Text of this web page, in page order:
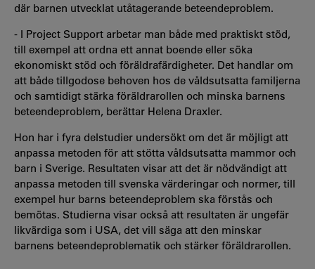
där barnen utvecklat utåtagerande beteendeproblem.
- I Project Support arbetar man både med praktiskt stöd,
till exempel att ordna ett annat boende eller söka
ekonomiskt stöd och föräldrafärdigheter. Det handlar om
att både tillgodose behoven hos de våldsutsatta familjerna
och samtidigt stärka föräldrarollen och minska barnens
beteendeproblem, berättar Helena Draxler.
Hon har i fyra delstudier undersökt om det är möjligt att
anpassa metoden för att stötta våldsutsatta mammor och
barn i Sverige. Resultaten visar att det är nödvändigt att
anpassa metoden till svenska värderingar och normer, till
exempel hur barns beteendeproblem ska förstås och
bemötas. Studierna visar också att resultaten är ungefär
likvärdiga som i USA, det vill säga att den minskar
barnens beteendeproblematik och stärker föräldrarollen.